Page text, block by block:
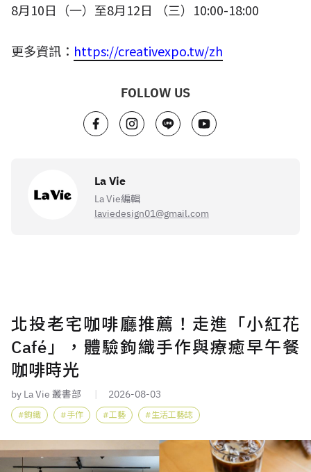
8月10日（一）至8月12日 （三） 10:00-18:00
更多資訊： https://creativexpo.tw/zh
FOLLOW US
La Vie
La Vie編輯
laviedesign01@gmail.com
北投老宅咖啡廳推薦！走進「小紅花
Café」，體驗鉤織手作與療癒早午餐
咖啡時光
by La Vie 叢書部 2026-08-03
鉤織 手作 工藝 生活工藝誌